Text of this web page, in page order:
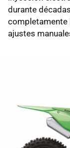
durante
completamente
ajustes